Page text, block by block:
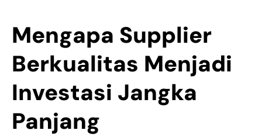
Mengapa Supplier
Berkualitas Menjadi
Investasi Jangka
Panjang